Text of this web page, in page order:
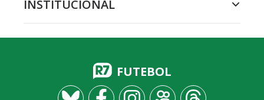
INSTITUCIONAL
FUTEBOL